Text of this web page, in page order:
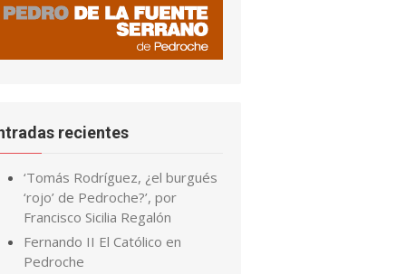
recientes
‘Tomás Rodríguez, ¿el burgués
‘rojo’ de Pedroche?’, por
Francisco Sicilia Regalón
Fernando II El Católico en
Pedroche